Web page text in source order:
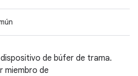
de búfer de trama.
miembro de